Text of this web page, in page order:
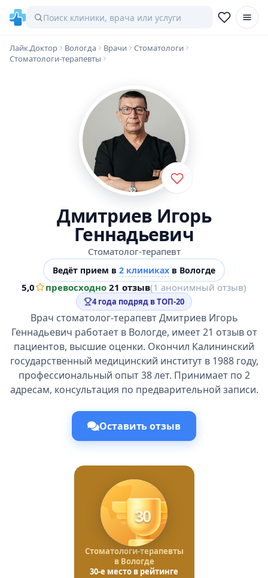
Лайк.Доктор Вологда Врачи
Стоматологи
Стоматологи-терапевты
Дмитриев Игорь
Геннадьевич
Стоматолог-терапевт
Ведёт прием в 2 клиниках в Вологде
5,0 превосходно·21 отзыв(1 анонимный отзыв)
4 года подряд в ТОП-20
Врач стоматолог-терапевт Дмитриев Игорь
Геннадьевич работает в Вологде, имеет 21 отзыв от
пациентов, высшие оценки. Окончил Калининский
государственный медицинский институт в 1988 году,
профессиональный опыт 38 лет. Принимает по 2
адресам, консультация по предварительной записи.
Оставить отзыв
30
Стоматологи-терапевты
в Вологде
30-е место в рейтинге